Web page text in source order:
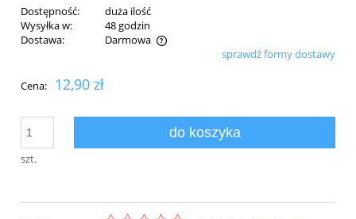
Dostępność:
duża ilość
Wysyłka w:
48 godzin
Dostawa:
Darmowa
Cena nie zawiera ewentualnych kosztów płatnościsprawdź formy dostawy
Cena: 12,90 zł
szt.
do koszyka